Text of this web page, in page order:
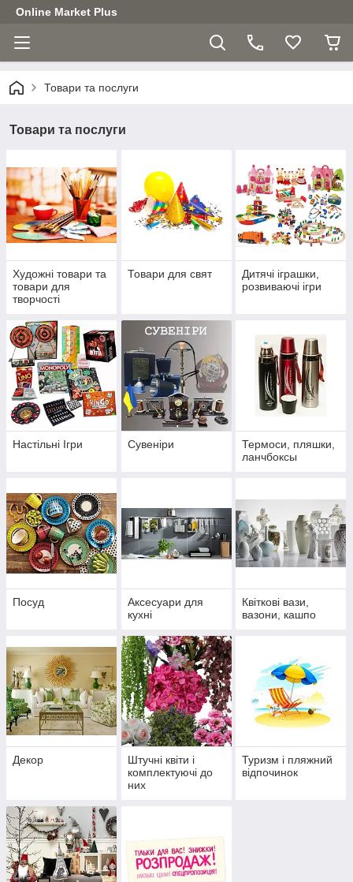
Online Market Plus
Товари та послуги
Товари та послуги
Художні товари та
товари для
творчості
Товари для свят
Дитячі іграшки,
розвиваючі ігри
Настільні Ігри Сувеніри
Термоси, пляшки,
ланчбоксы
Посуд
Аксесуари для
кухні
Квіткові вази,
вазони, кашпо
Декор
Штучні квіти і
комплектуючі до
них
Туризм і пляжний
відпочинок